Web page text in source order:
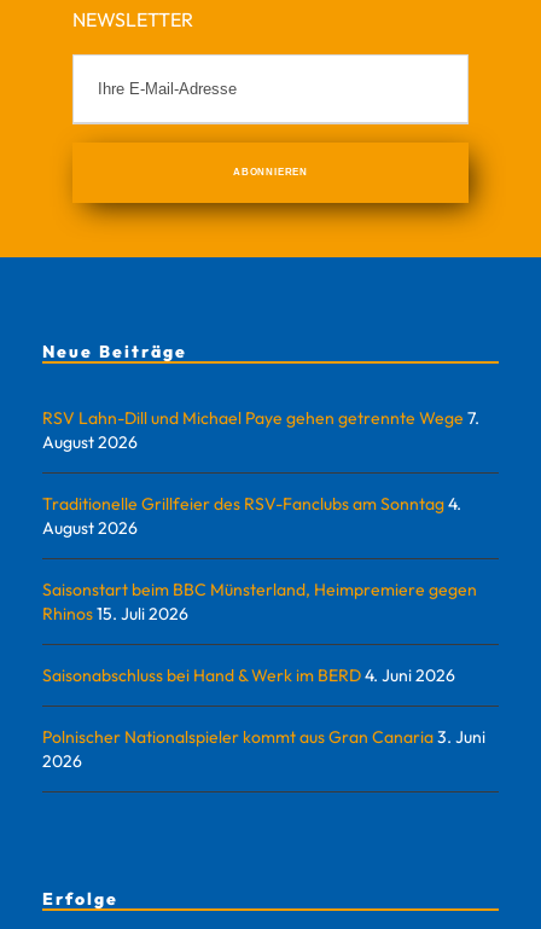
NEWSLETTER
Neue Beiträge
RSV Lahn-Dill und Michael Paye gehen getrennte Wege 7.
August 2026
Traditionelle Grillfeier des RSV-Fanclubs am Sonntag4.
August 2026
Saisonstart beim BBC Münsterland, Heimpremiere gegen
Rhinos15. Juli 2026
Saisonabschluss bei Hand & Werk im BERD4. Juni 2026
Polnischer Nationalspieler kommt aus Gran Canaria3. Juni
2026
Erfolge